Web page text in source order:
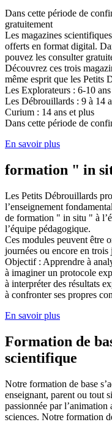
Dans cette période de
gratuitement
Les magazines
offerts en format digital.
pouvez les consulter
Découvrez ces trois
même esprit que les Petits
Les Explorateurs : 6-10 ans
Les Débrouillards : 9 à 14
Curium : 14 ans et plus
Dans cette période de
En savoir plus
formation " in
Les Petits Débrouillards
l’enseignement
de formation " in situ " à
l’équipe pédagogique.
Ces modules peuvent être
journées ou encore en trois
Objectif : Apprendre à
à imaginer un protocole
à interpréter des résultats
à confronter ses propres
En savoir plus
Formation de
scientifique
Notre formation de base
enseignant, parent ou tout
passionnée par l’animation
sciences. Notre formation